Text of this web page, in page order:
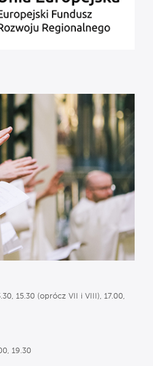
15.30 (oprócz VII i VIII), 17.00,
19.30